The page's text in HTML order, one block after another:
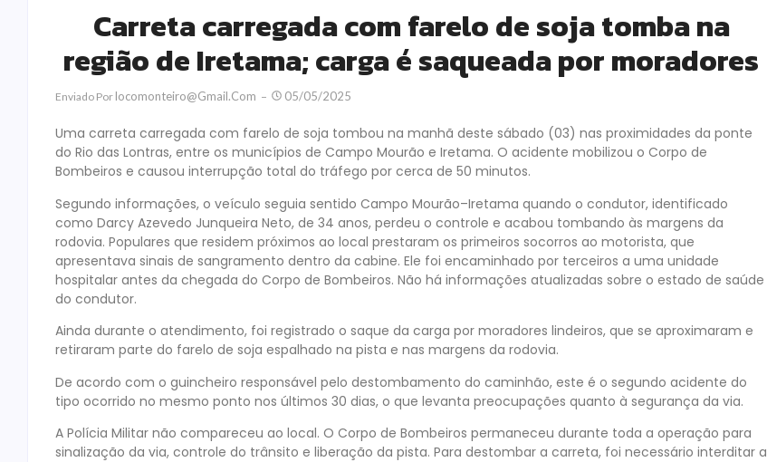
Carreta carregada com farelo de soja tomba na
região de Iretama; carga é saqueada por moradores
Enviado Por Locomonteiro@gmail.com 05/05/2025
Uma carreta carregada com farelo de soja tombou na manhã deste sábado (03) nas proximidades da ponte
do Rio das Lontras, entre os municípios de Campo Mourão e Iretama. O acidente mobilizou o Corpo de
Bombeiros e causou interrupção total do tráfego por cerca de 50 minutos.
Segundo informações, o veículo seguia sentido Campo Mourão–Iretama quando o condutor, identificado
como Darcy Azevedo Junqueira Neto, de 34 anos, perdeu o controle e acabou tombando às margens da
rodovia. Populares que residem próximos ao local prestaram os primeiros socorros ao motorista, que
apresentava sinais de sangramento dentro da cabine. Ele foi encaminhado por terceiros a uma unidade
hospitalar antes da chegada do Corpo de Bombeiros. Não há informações atualizadas sobre o estado de saúde
do condutor.
Ainda durante o atendimento, foi registrado o saque da carga por moradores lindeiros, que se aproximaram e
retiraram parte do farelo de soja espalhado na pista e nas margens da rodovia.
De acordo com o guincheiro responsável pelo destombamento do caminhão, este é o segundo acidente do
tipo ocorrido no mesmo ponto nos últimos 30 dias, o que levanta preocupações quanto à segurança da via.
A Polícia Militar não compareceu ao local. O Corpo de Bombeiros permaneceu durante toda a operação para
sinalização da via, controle do trânsito e liberação da pista. Para destombar a carreta, foi necessário interditar a